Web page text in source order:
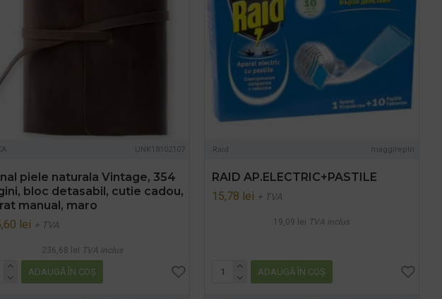
UNK18102107
piele naturala Vintage, 354
bloc detasabil, cutie cadou,
manual, maro
lei + TVA
236,68 lei TVA inclus
ADAUGĂ ÎN COŞ
Raid maggIrepln
RAID AP.ELECTRIC+PASTILE
15,78 lei + TVA
19,09 lei TVA inclus
ADAUGĂ ÎN COŞ